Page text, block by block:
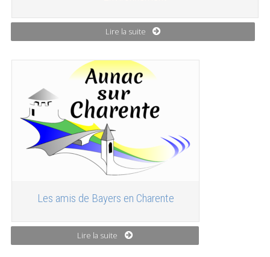
Lire la suite
Les amis de Bayers en Charente
Lire la suite